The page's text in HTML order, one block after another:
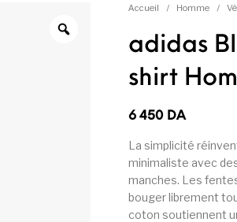
Accueil / Homme /
adidas
shirt
6 450 DA
La simplicité
minimaliste avec
manches. Les
bouger librement
coton soutiennent